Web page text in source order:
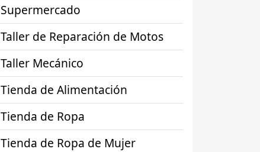
Supermercado
Taller de Reparación de Motos
Taller Mecánico
Tienda de Alimentación
Tienda de Ropa
Tienda de Ropa de Mujer